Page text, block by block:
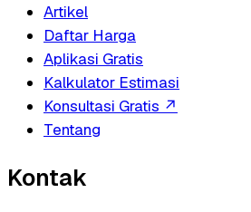
Artikel
Daftar Harga
Aplikasi Gratis
Kalkulator Estimasi
Konsultasi Gratis ↗
Tentang
Kontak